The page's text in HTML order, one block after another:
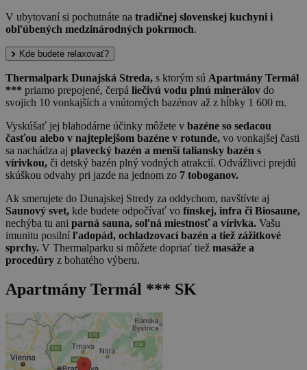
V ubytovaní si pochutnáte na tradičnej slovenskej kuchyni i
obľúbených medzinárodných pokrmoch.
Kde budete relaxovať?
Thermalpark Dunajská Streda, s ktorým sú Apartmány Termál
*** priamo prepojené, čerpá liečivú vodu plnú minerálov do
svojich 10 vonkajších a vnútorných bazénov až z hĺbky 1 600 m.
Vyskúšať jej blahodárne účinky môžete v bazéne so sedacou
časťou alebo v najteplejšom bazéne v rotunde, vo vonkajšej časti
sa nachádza aj plavecký bazén a menší taliansky bazén s
vírivkou, či detský bazén plný vodných atrakcií. Odvážlivci prejdú
skúškou odvahy pri jazde na jednom zo 7 toboganov.
Ak smerujete do Dunajskej Stredy za oddychom, navštívte aj
Saunový svet, kde budete odpočívať vo fínskej, infra či Biosaune,
nechýba tu ani parná sauna, soľná miestnosť a vírivka. Vašu
imunitu posilní ľadopád, ochladzovací bazén a tiež zážitkové
sprchy. V Thermalparku si môžete dopriať tiež masáže a
procedúry z bohatého výberu.
Apartmány Termál *** SK